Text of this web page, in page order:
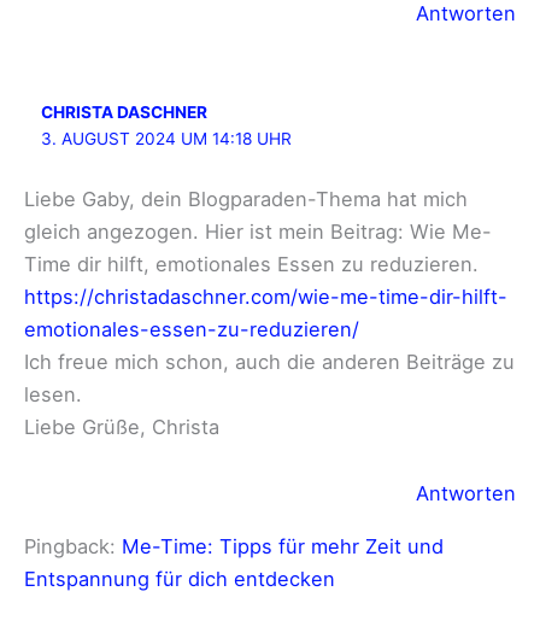
Antworten
CHRISTA DASCHNER
3. AUGUST 2024 UM 14:18 UHR
Liebe Gaby, dein Blogparaden-Thema hat mich
gleich angezogen. Hier ist mein Beitrag: Wie Me-
Time dir hilft, emotionales Essen zu reduzieren.
https://christadaschner.com/wie-me-time-dir-hilft-
emotionales-essen-zu-reduzieren/
Ich freue mich schon, auch die anderen Beiträge zu
lesen.
Liebe Grüße, Christa
Antworten
Pingback: Me-Time: Tipps für mehr Zeit und
Entspannung für dich entdecken